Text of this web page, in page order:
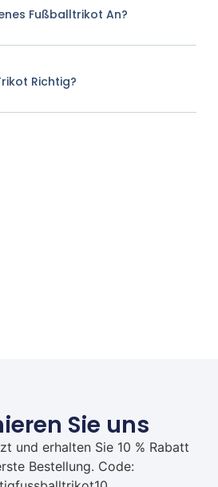
Fußballtrikot An?
Richtig?
Sie uns
und erhalten Sie 10 % Rabatt
Bestellung. Code: